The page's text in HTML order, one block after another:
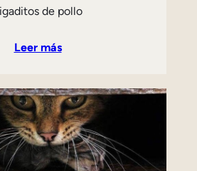
de pollo
Leer más